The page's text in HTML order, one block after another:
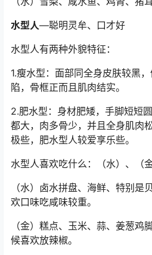
水型人—聪明灵牟、口才好
水型人有两种外貌特征：
1.瘦水型：面部同全身皮肤较黑
陷，骨框正而且肌肉结实。
2.肥水型：身材肥矮，手脚短短
都大，肉多骨少，并且全身肌肉
极些，肥水型人较爱享乐些。
水型人喜欢吃什么：（水）、（
（水）卤水拼盘、海鲜、特别是
欢口味吃咸味较重。
（金）糕点、玉米、蒜、姜葱鸡
候喜欢放辣椒。